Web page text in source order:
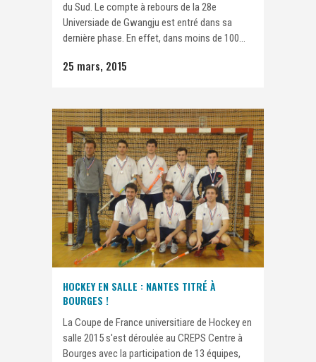
du Sud. Le compte à rebours de la 28e
Universiade de Gwangju est entré dans sa
dernière phase. En effet, dans moins de 100...
25 mars, 2015
HOCKEY EN SALLE : NANTES TITRÉ À
BOURGES !
La Coupe de France universitiare de Hockey en
salle 2015 s'est déroulée au CREPS Centre à
Bourges avec la participation de 13 équipes,